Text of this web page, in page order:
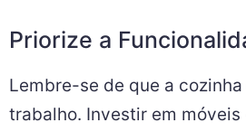
Priorize a
Lembre-se de que a
trabalho. Investir em móveis